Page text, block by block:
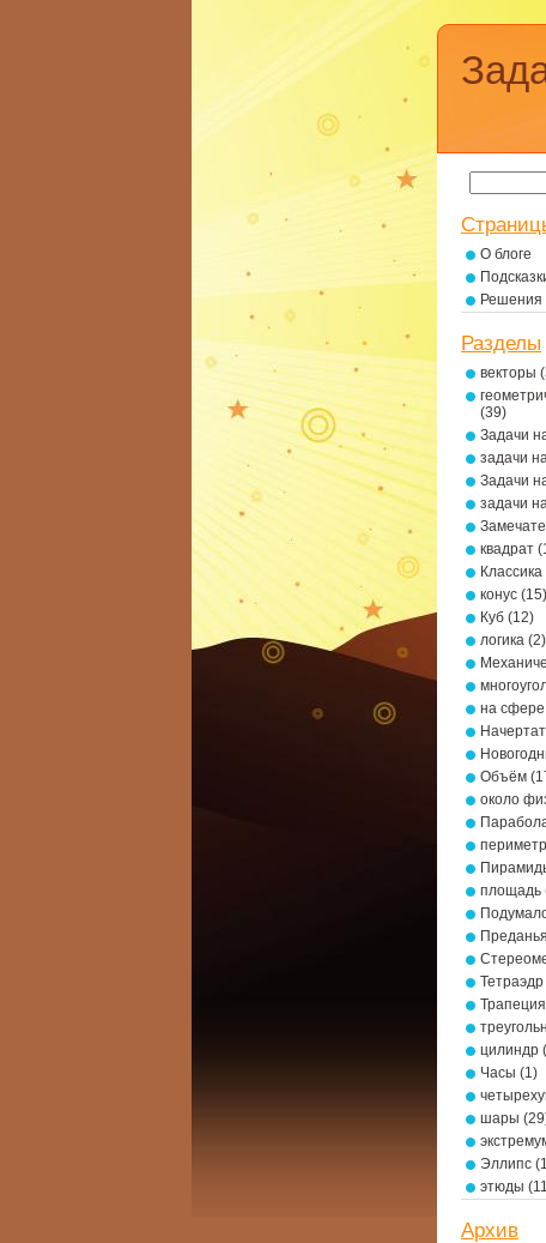
О блоге
Решения
Разделы
векторы
(39)
Задачи
задачи
Задачи
задачи
квадрат
Классика
конус (15)
Куб (12)
логика (2)
на сфере
Объём
около
периметр
площадь
Тетраэдр
Трапеция
цилиндр
Часы (1)
шары
Эллипс
этюды
Архив